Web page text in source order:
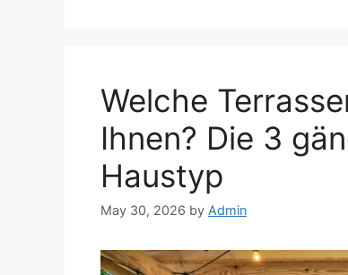
Welche
Ihnen? Die 3
Haustyp
May 30, 2026 by Admin